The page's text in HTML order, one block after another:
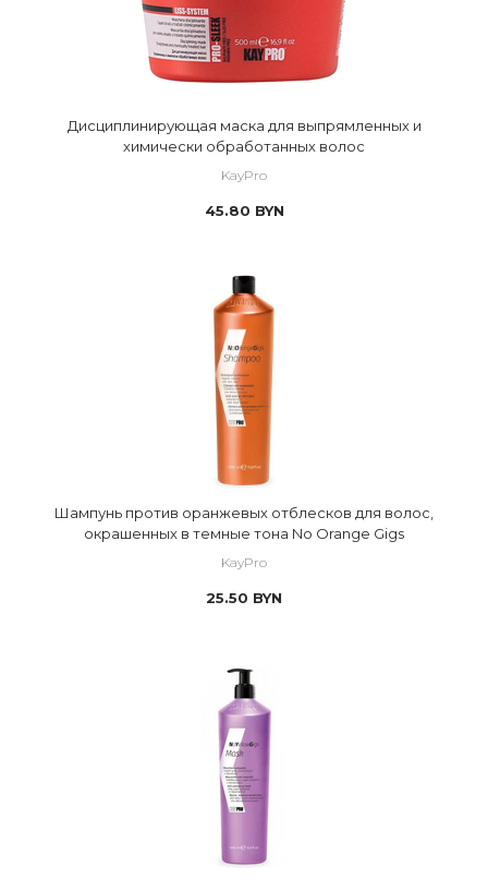
Дисциплинирующая маска для выпрямленных и
химически обработанных волос
KayPro
45.80 BYN
Шампунь против оранжевых отблесков для волос,
окрашенных в темные тона No Orange Gigs
KayPro
25.50 BYN